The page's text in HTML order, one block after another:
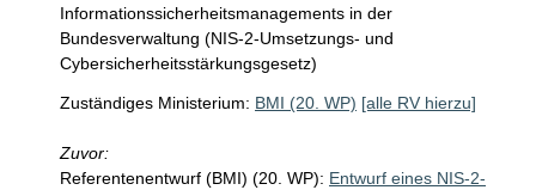
Informationssicherheitsmanagements in der
Bundesverwaltung (NIS-2-Umsetzungs- und
Cybersicherheitsstärkungsgesetz)
Zuständiges Ministerium: BMI (20. WP) [alle RV hierzu]
Zuvor:
Referentenentwurf (BMI) (20. WP): Entwurf eines NIS-2-